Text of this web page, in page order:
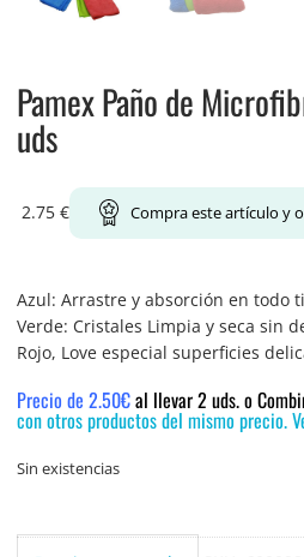
Pamex Paño de
uds
2.75 € Compra este artículo y
Azul: Arrastre y absorción en todo
Verde: Cristales Limpia y seca sin
Rojo, Love especial superficies
Precio de 2.50€al llevar 2 uds. o
con otros productos del mismo precio.
Sin existencias